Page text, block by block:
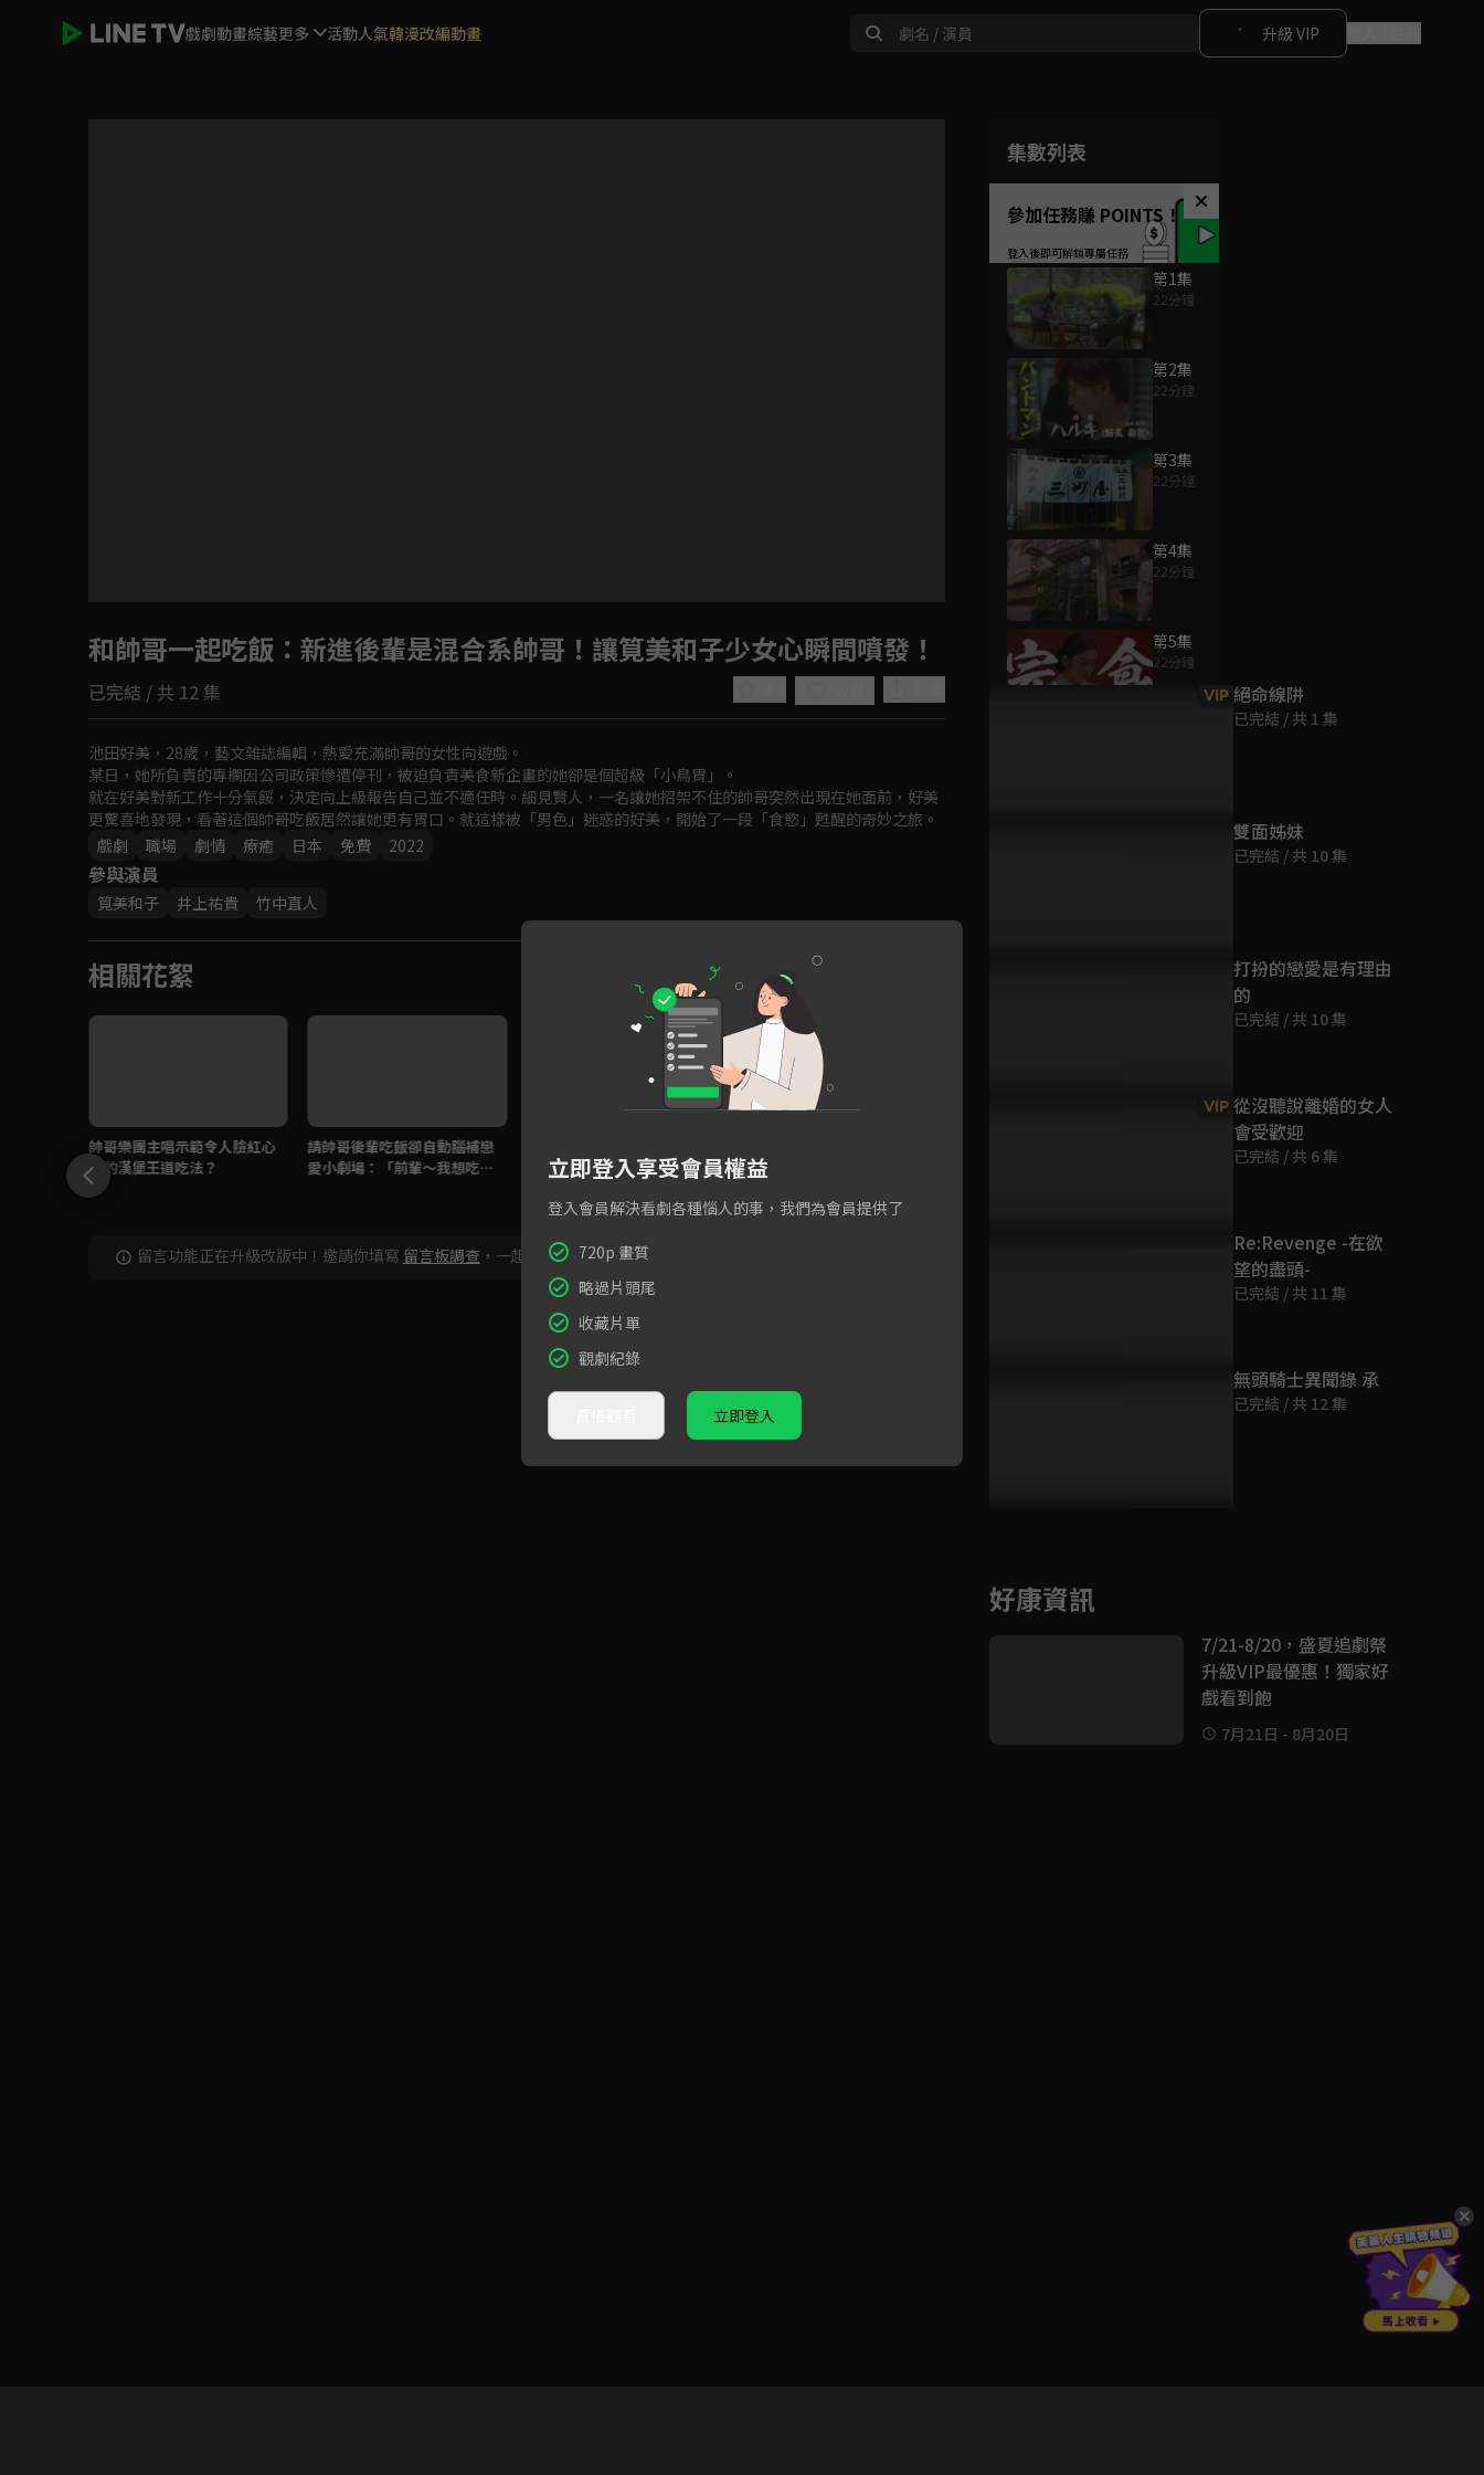
戲劇動畫綜藝更多 活動人氣韓漫改編動畫 升級 VIP
Video
集數列表
參加任務賺 POINTS！
第1集
22分鐘
第2集
22分鐘
第3集
22分鐘
第4集
22分鐘
第5集
22分鐘
和帥哥一起吃飯 ：新進後輩是混合系帥哥！讓筧美和子少女心瞬間噴發！
已完結 / 共 12 集
池田好美，28歲，藝文雜誌編輯，熱愛充滿帥哥的女性向遊戲。
某日，她所負責的專欄因公司政策慘遭停刊，被迫負責美食新企畫的她卻是個超級「小鳥胃」。
就在好美對新工作十分氣餒，決定向上級報告自己並不適任時。細見賢人，一名讓她招架不住的帥哥突然出現在她面前，好美
更驚喜地發現，看著這個帥哥吃飯居然讓她更有胃口。就這樣被「男色」迷惑的好美，開始了一段「食慾」甦醒的奇妙之旅。
戲劇
職場 劇情 療癒 日本 免費 2022
參與演員
筧美和子 井上祐貴 竹中直人
相關花絮
帥哥樂團主唱示範令人臉紅心
跳的漢堡王道吃法？
請帥哥後輩吃飯卻自動腦補戀
愛小劇場：「前輩～我想吃的
美和子少女心瞬間噴發！
做選擇！
留言功能正在升級改版中！邀請你填寫 留言板調查 ，一起共創新版留言功能！
為您推薦
VIP 絕命線阱
已完結 / 共 1 集
雙面姊妹
已完結 / 共 10 集
打扮的戀愛是有理由
的
已完結 / 共 10 集
VIP 從沒聽說離婚的女人
會受歡迎
已完結 / 共 6 集
Re:Revenge -在欲
望的盡頭-
已完結 / 共 11 集
無頭騎士異聞錄 承
已完結 / 共 12 集
好康資訊
7/21-8/20，盛夏追劇祭
升級VIP最優惠！獨家好
戲看到飽
7月21日 - 8月20日
立即登入享受會員權益
登入會員解決看劇各種惱人的事，我們為會員提供了
720p 畫質
略過片頭尾
收藏片單
觀劇紀錄
立即登入